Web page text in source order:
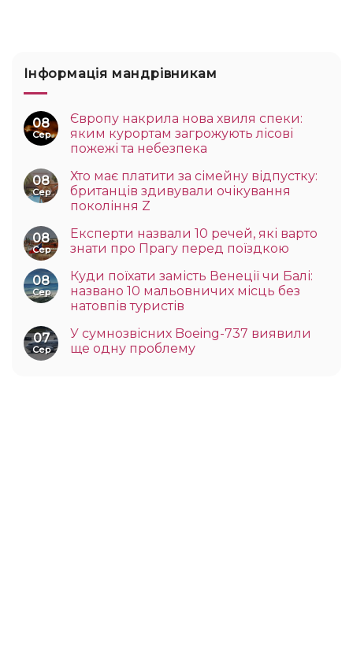
Інформація мандрівникам
08
Сер
Європу накрила нова хвиля спеки:
яким курортам загрожують лісові
пожежі та небезпека
08
Сер
Хто має платити за сімейну відпустку:
британців здивували очікування
покоління Z
08
Сер
Експерти назвали 10 речей, які варто
знати про Прагу перед поїздкою
08
Сер
Куди поїхати замість Венеції чи Балі:
названо 10 мальовничих місць без
натовпів туристів
07
Сер
У сумнозвісних Boeing-737 виявили
ще одну проблему